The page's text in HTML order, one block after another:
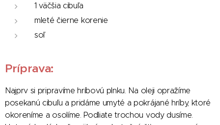
1 väčšia cibuľa
mleté čierne korenie
soľ
Príprava:
Najprv si pripravíme hríbovú plnku. Na oleji opražíme
posekanú cibuľu a pridáme umyté a pokrájané hríby, ktoré
okoreníme a osolíme. Podliate trochou vody dusíme.